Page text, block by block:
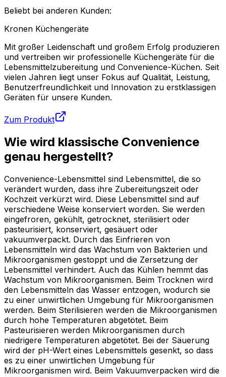
Beliebt bei anderen Kunden:
Kronen Küchengeräte
Mit großer Leidenschaft und großem Erfolg produzieren
und vertreiben wir professionelle Küchengeräte für die
Lebensmittelzubereitung und Convenience-Küchen. Seit
vielen Jahren liegt unser Fokus auf Qualität, Leistung,
Benutzerfreundlichkeit und Innovation zu erstklassigen
Geräten für unsere Kunden.
Zum Produkt
Wie wird klassische Convenience
genau hergestellt?
Convenience-Lebensmittel sind Lebensmittel, die so
verändert wurden, dass ihre Zubereitungszeit oder
Kochzeit verkürzt wird. Diese Lebensmittel sind auf
verschiedene Weise konserviert worden. Sie werden
eingefroren, gekühlt, getrocknet, sterilisiert oder
pasteurisiert, konserviert, gesäuert oder
vakuumverpackt. Durch das Einfrieren von
Lebensmitteln wird das Wachstum von Bakterien und
Mikroorganismen gestoppt und die Zersetzung der
Lebensmittel verhindert. Auch das Kühlen hemmt das
Wachstum von Mikroorganismen. Beim Trocknen wird
den Lebensmitteln das Wasser entzogen, wodurch sie
zu einer unwirtlichen Umgebung für Mikroorganismen
werden. Beim Sterilisieren werden die Mikroorganismen
durch hohe Temperaturen abgetötet. Beim
Pasteurisieren werden Mikroorganismen durch
niedrigere Temperaturen abgetötet. Bei der Säuerung
wird der pH-Wert eines Lebensmittels gesenkt, so dass
es zu einer unwirtlichen Umgebung für
Mikroorganismen wird. Beim Vakuumverpacken wird die